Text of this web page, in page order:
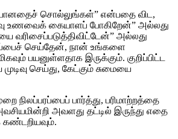
சொல்லுங்கள்” என்பதை விட,
உணவைக் கையாளப் போகிறேன்” அல்லது
வரிசைப்படுத்திவிட்டேன்” அல்லது
செய்தேன், நான் உங்களை
பயனுள்ளதாக இருக்கும். குறிப்பிட்ட
செய்து, கேட்கும் சுமையை
நிலப்பரப்பைப் பார்த்து, பரிமாற்றத்தை
அவளது தட்டில் இருந்து எதை